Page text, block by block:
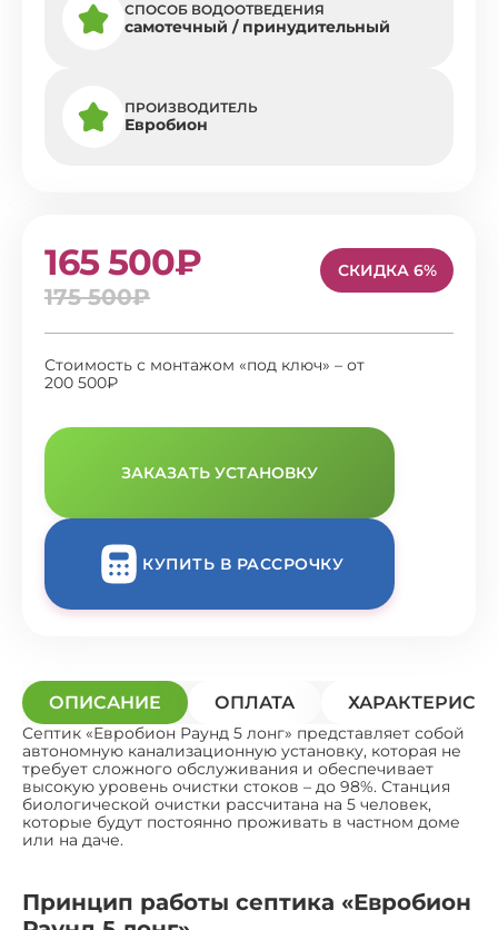
СПОСОБ ВОДООТВЕДЕНИЯ
самотечный / принудительный
ПРОИЗВОДИТЕЛЬ
Евробион
165 500₽
175 500₽
СКИДКА 6%
Стоимость с монтажом «под ключ» – от
200 500₽
ЗАКАЗАТЬ УСТАНОВКУ
КУПИТЬ В РАССРОЧКУ
ОПИСАНИЕ ОПЛАТА
Септик «Евробион Раунд 5 лонг» представляет собой
автономную канализационную установку, которая не
требует сложного обслуживания и обеспечивает
высокую уровень очистки стоков – до 98%. Станция
биологической очистки рассчитана на 5 человек,
которые будут постоянно проживать в частном доме
или на даче.
Принцип работы септика «Евробион